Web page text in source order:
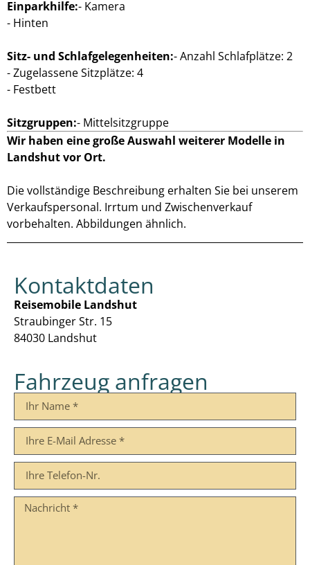
Einparkhilfe: Kamera
Hinten
Sitz- und Schlafgelegenheiten: Anzahl Schlafplätze: 2
Zugelassene Sitzplätze: 4
Festbett
Sitzgruppen: Mittelsitzgruppe
Wir haben eine große Auswahl weiterer Modelle in
Landshut vor Ort.
Die vollständige Beschreibung erhalten Sie bei unserem
Verkaufspersonal. Irrtum und Zwischenverkauf
vorbehalten. Abbildungen ähnlich.
Kontaktdaten
Reisemobile Landshut
Straubinger Str. 15
84030 Landshut
Fahrzeug anfragen